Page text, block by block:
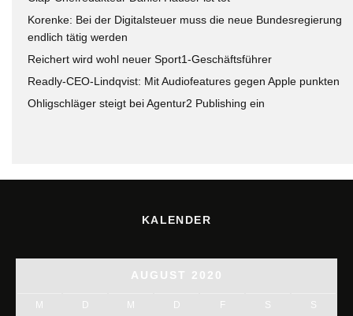
Korenke: Bei der Digitalsteuer muss die neue Bundesregierung
endlich tätig werden
Reichert wird wohl neuer Sport1-Geschäftsführer
Readly-CEO-Lindqvist: Mit Audiofeatures gegen Apple punkten
Ohligschläger steigt bei Agentur2 Publishing ein
KALENDER
AUGUST 2020
M D M D F S S